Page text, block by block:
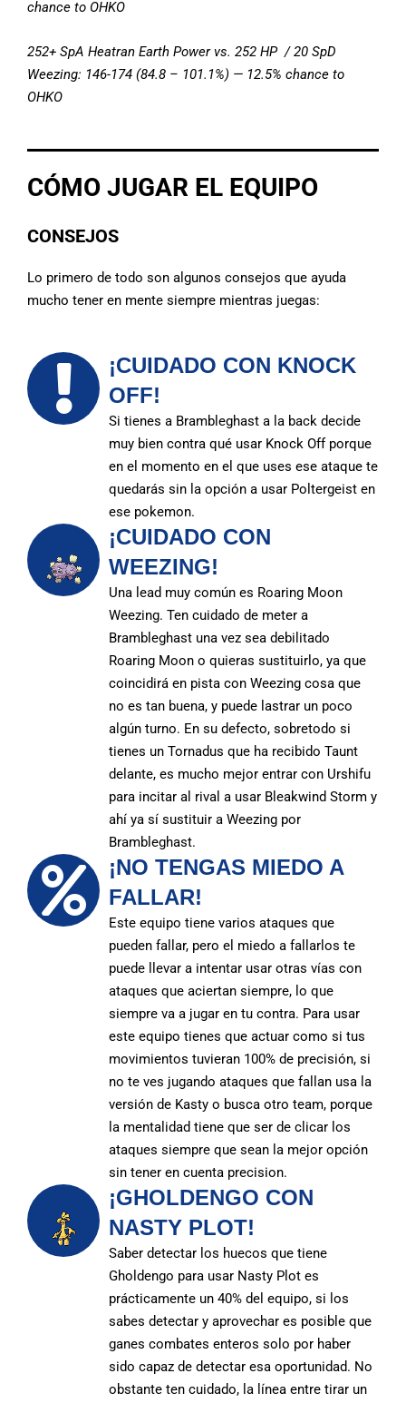
chance to OHKO
252+ SpA Heatran Earth Power vs. 252 HP / 20 SpD
Weezing: 146-174 (84.8 – 101.1%) — 12.5% chance to
OHKO
CÓMO JUGAR EL EQUIPO
CONSEJOS
Lo primero de todo son algunos consejos que ayuda
mucho tener en mente siempre mientras juegas:
¡CUIDADO CON KNOCK
OFF!
Si tienes a Brambleghast a la back decide
muy bien contra qué usar Knock Off porque
en el momento en el que uses ese ataque te
quedarás sin la opción a usar Poltergeist en
ese pokemon.
¡CUIDADO CON
WEEZING!
Una lead muy común es Roaring Moon
Weezing. Ten cuidado de meter a
Brambleghast una vez sea debilitado
Roaring Moon o quieras sustituirlo, ya que
coincidirá en pista con Weezing cosa que
no es tan buena, y puede lastrar un poco
algún turno. En su defecto, sobretodo si
tienes un Tornadus que ha recibido Taunt
delante, es mucho mejor entrar con Urshifu
para incitar al rival a usar Bleakwind Storm y
ahí ya sí sustituir a Weezing por
Brambleghast.
¡NO TENGAS MIEDO A
FALLAR!
Este equipo tiene varios ataques que
pueden fallar, pero el miedo a fallarlos te
puede llevar a intentar usar otras vías con
ataques que aciertan siempre, lo que
siempre va a jugar en tu contra. Para usar
este equipo tienes que actuar como si tus
movimientos tuvieran 100% de precisión, si
no te ves jugando ataques que fallan usa la
versión de Kasty o busca otro team, porque
la mentalidad tiene que ser de clicar los
ataques siempre que sean la mejor opción
sin tener en cuenta precision.
¡GHOLDENGO CON
NASTY PLOT!
Saber detectar los huecos que tiene
Gholdengo para usar Nasty Plot es
prácticamente un 40% del equipo, si los
sabes detectar y aprovechar es posible que
ganes combates enteros solo por haber
sido capaz de detectar esa oportunidad. No
obstante ten cuidado, la línea entre tirar un